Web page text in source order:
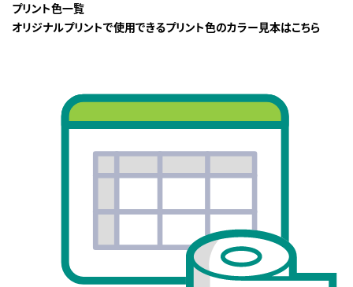
プリント色一覧
オリジナルプリントで使用できるプリント色のカラー見本はこちら